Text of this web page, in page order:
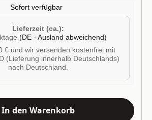
Sofort verfügbar
Lieferzeit (ca.):
(DE - Ausland abweichend)
€ und wir versenden kostenfrei mit
(Lieferung innerhalb Deutschlands)
nach Deutschland.
In den Warenkorb